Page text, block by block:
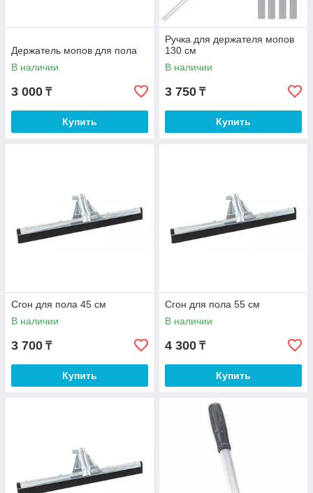
Держатель мопов для пола
В наличии
3 000 ₸
Купить
Ручка для держателя мопов
130 см
В наличии
3 750 ₸
Купить
Сгон для пола 45 см
В наличии
3 700 ₸
Купить
Сгон для пола 55 см
В наличии
4 300 ₸
Купить